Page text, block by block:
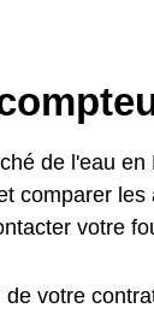
de l'eau
comparer
votre
votre